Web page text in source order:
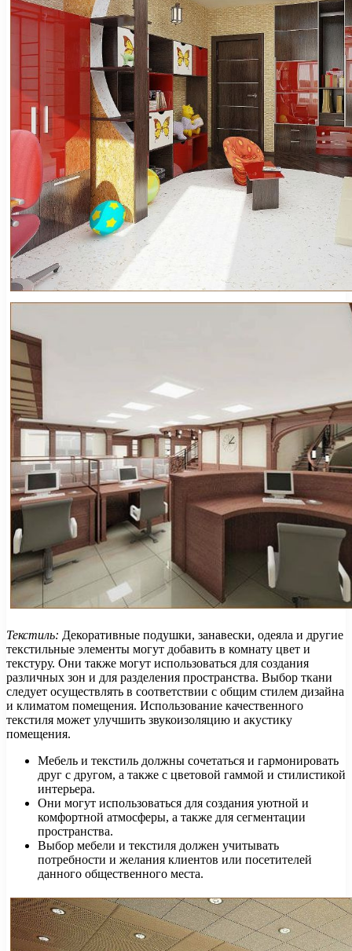
Текстиль: Декоративные подушки, занавески, одеяла и другие
текстильные элементы могут добавить в комнату цвет и
текстуру. Они также могут использоваться для создания
различных зон и для разделения пространства. Выбор ткани
следует осуществлять в соответствии с общим стилем дизайна
и климатом помещения. Использование качественного
текстиля может улучшить звукоизоляцию и акустику
помещения.
Мебель и текстиль должны сочетаться и гармонировать
друг с другом, а также с цветовой гаммой и стилистикой
интерьера.
Они могут использоваться для создания уютной и
комфортной атмосферы, а также для сегментации
пространства.
Выбор мебели и текстиля должен учитывать
потребности и желания клиентов или посетителей
данного общественного места.